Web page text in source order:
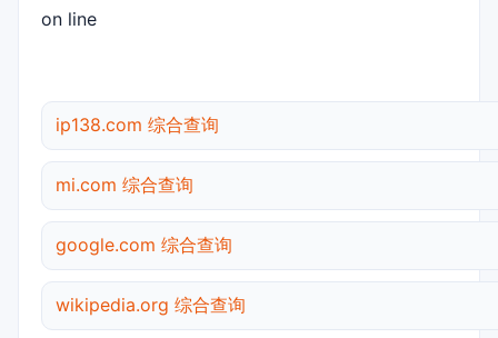
on line
ip138.com 综合查询
mi.com 综合查询
google.com 综合查询
wikipedia.org 综合查询